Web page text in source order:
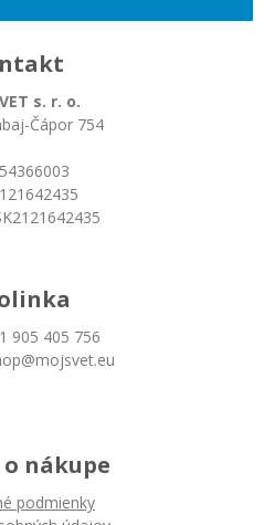
s. r. o.
Čápor 754
54366003
905 405 756
nákupe
podmienky